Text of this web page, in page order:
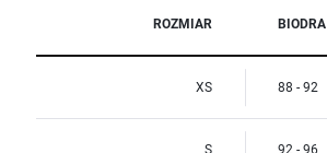
ROZMIAR BIODRA
XS 88 - 92
S 92 - 96